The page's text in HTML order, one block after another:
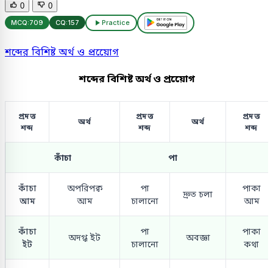
0 0
MCQ:709 CQ:157 Practice
শব্দের বিশিষ্ট অর্থ ও প্রয়োেগ
শব্দের বিশিষ্ট অর্থ ও প্রয়োেগ
প্রদত্ত
শব্দ
অর্থ
প্রদত্ত
শব্দ
অর্থ
প্রদত্ত
শব্দ
কাঁচা পা
কাঁচা
আম
অপরিপক্ব
আম
পা
চালানো
দ্রুত চলা
পাকা
আম
কাঁচা
ইট
অদগ্ধ ইট
পা
চালানো
অবজ্ঞা
পাকা
কথা